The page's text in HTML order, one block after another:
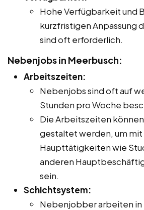
Hohe Verfügbarkeit und
kurzfristigen Anpassung
sind oft erforderlich.
Nebenjobs in Meerbusch:
Arbeitszeiten:
Nebenjobs sind oft auf
Stunden pro Woche
Die Arbeitszeiten
gestaltet werden, um mit
Haupttätigkeiten wie
anderen
sein.
Schichtsystem:
Nebenjobber arbeiten in